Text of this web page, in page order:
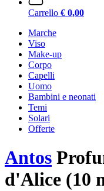
Carrello € 0,00
Marche
Viso
Make-up
Corpo
Capelli
Uomo
Bambini e neonati
Temi
Solari
Offerte
Antos
d'Alice (10